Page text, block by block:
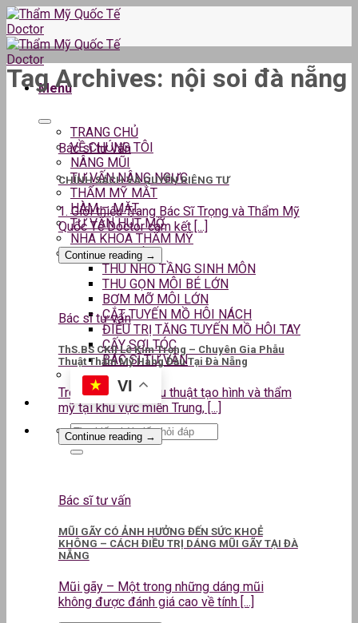
Skip
to
content
Menu
TRANG CHỦ
VỀ CHÚNG TÔI
NÂNG MŨI
TƯ VẤN NÂNG NGỰC
THẨM MỸ MẮT
HÀM – MẶT
TƯ VẤN HÚT MỠ
NHA KHOA THẨM MỸ
DỊCH VỤ KHÁC
THU NHỎ TẦNG SINH MÔN
THU GỌN MÔI BÉ LỚN
BƠM MỠ MÔI LỚN
CẮT TUYẾN MỒ HÔI NÁCH
ĐIỀU TRỊ TĂNG TUYẾN MỒ HÔI TAY
CẤY SỢI TÓC
BÁC SĨ TƯ VẤN
VI
Tag Archives: nội soi đà nẵng
Bác sĩ tư vấn
CHÍNH SÁCH VÀ QUYỀN RIÊNG TƯ
1. Giới thiệu Trang Bác Sĩ Trọng và Thẩm Mỹ
Quốc Tế Doctor cam kết [...]
Continue reading →
Bác sĩ tư vấn
ThS.BS CKII Lê Kim Trọng – Chuyên Gia Phẫu
Thuật Thẩm Mỹ Hàng Đầu Tại Đà Nẵng
Trong lĩnh vực phẫu thuật tạo hình và thẩm
mỹ tại khu vực miền Trung, [...]
Continue reading →
Bác sĩ tư vấn
MŨI GÃY CÓ ẢNH HƯỞNG ĐẾN SỨC KHOẺ
KHÔNG – CÁCH ĐIỀU TRỊ DÁNG MŨI GÃY TẠI ĐÀ
NẴNG
Mũi gãy – Một trong những dáng mũi
không được đánh giá cao về tính [...]